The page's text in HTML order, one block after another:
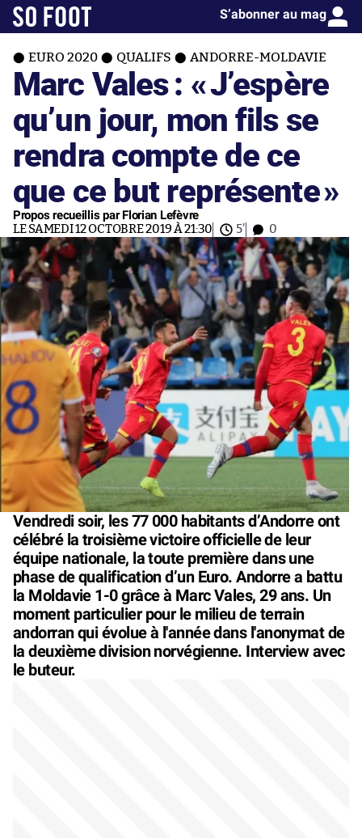
S’abonner au mag
EURO 2020 QUALIFS ANDORRE-MOLDAVIE
Marc Vales : «J’espère
qu’un jour, mon fils se
rendra compte de ce
que ce but représente»
Propos recueillis par Florian Lefèvre
LE SAMEDI 12 OCTOBRE 2019 À 21:30 5' 0
Vendredi soir, les 77 000 habitants d’Andorre ont
célébré la troisième victoire officielle de leur
équipe nationale, la toute première dans une
phase de qualification d’un Euro. Andorre a battu
la Moldavie 1-0 grâce à Marc Vales, 29 ans. Un
moment particulier pour le milieu de terrain
andorran qui évolue à l'année dans l'anonymat de
la deuxième division norvégienne. Interview avec
le buteur.